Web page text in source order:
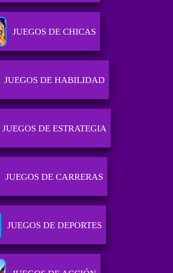
JUEGOS DE CHICAS
JUEGOS DE HABILIDAD
JUEGOS DE ESTRATEGIA
JUEGOS DE CARRERAS
JUEGOS DE DEPORTES